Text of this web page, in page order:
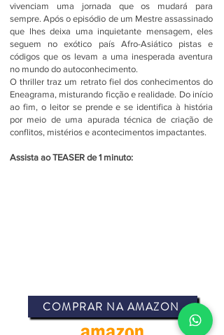
vivenciam uma jornada que os mudará para
sempre. Após o episódio de um Mestre assassinado
que lhes deixa uma inquietante mensagem, eles
seguem no exótico país Afro-Asiático pistas e
códigos que os levam a uma inesperada aventura
no mundo do autoconhecimento.
O thriller traz um retrato fiel dos conhecimentos do
Eneagrama, misturando ficção e realidade. Do início
ao fim, o leitor se prende e se identifica à história
por meio de uma apurada técnica de criação de
conflitos, mistérios e acontecimentos impactantes.
Assista ao TEASER de 1 minuto:
COMPRAR NA AMAZON